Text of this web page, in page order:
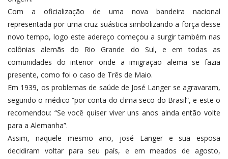
Com a oficialização de uma nova bandeira nacional
representada por uma cruz suástica simbolizando a força desse
novo tempo, logo este adereço começou a surgir também nas
colônias alemãs do Rio Grande do Sul, e em todas as
comunidades do interior onde a imigração alemã se fazia
presente, como foi o caso de Três de Maio.
Em 1939, os problemas de saúde de José Langer se agravaram,
segundo o médico “por conta do clima seco do Brasil”, e este o
recomendou: “Se você quiser viver uns anos ainda então volte
para a Alemanha”.
Assim, naquele mesmo ano, josé Langer e sua esposa
decidiram voltar para seu país, e em meados de agosto,